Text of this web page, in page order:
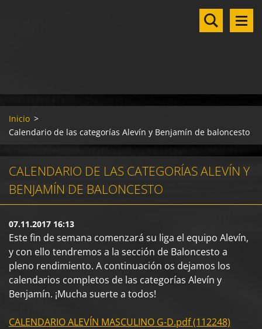
Inicio >
Calendario de las categorías Alevín y Benjamín de baloncesto
CALENDARIO DE LAS CATEGORÍAS ALEVÍN Y
BENJAMÍN DE BALONCESTO
07.11.2017 16:13
Este fin de semana comenzará su liga el equipo Alevín,
y con ello tendremos a la sección de Baloncesto a
pleno rendimiento. A continuación os dejamos los
calendarios completos de las categorías Alevín y
Benjamín. ¡Mucha suerte a todos!
CALENDARIO ALEVÍN MASCULINO G-D.pdf (112248)